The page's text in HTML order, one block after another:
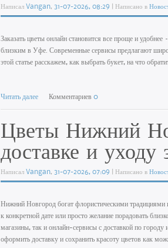
НаписалVangan, 31-07-2026, 08:29 | Написано в
Заказать цветы онлайн становится все проще и
близким в Уфе. Современные сервисы предлагают
этой статье расскажем, как выбрать букет, на что
Читать далее Комментариев0
Цветы Нижний
доставке и уходу
НаписалVangan, 31-07-2026, 07:09 | Написано в
Нижний Новгород богат флористическими
к конкретной дате или просто желание порадовать
магазины, так и онлайн-сервисы с доставкой по
оформить доставку и сохранить красоту цветов как